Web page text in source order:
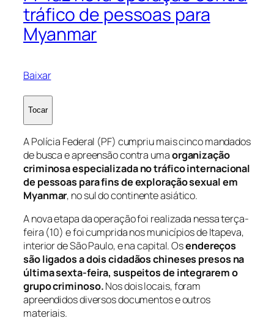
tráfico de pessoas para
Myanmar
Baixar
Tocar
A Polícia Federal (PF) cumpriu mais cinco mandados
de busca e apreensão contra umaorganização
criminosa especializada no tráfico internacional
de pessoas para fins de exploração sexual em
Myanmar, no sul do continente asiático.
A nova etapa da operação foi realizada nessa terça-
feira (10) e foi cumprida nos municípios de Itapeva,
interior de São Paulo, e na capital. Osendereços
são ligados a dois cidadãos chineses presos na
última sexta-feira, suspeitos de integrarem o
grupo criminoso.Nos dois locais, foram
apreendidos diversos documentos e outros
materiais.